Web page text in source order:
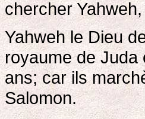
chercher
Yahweh le Dieu
royaume de Juda
ans; car ils
Salomon.